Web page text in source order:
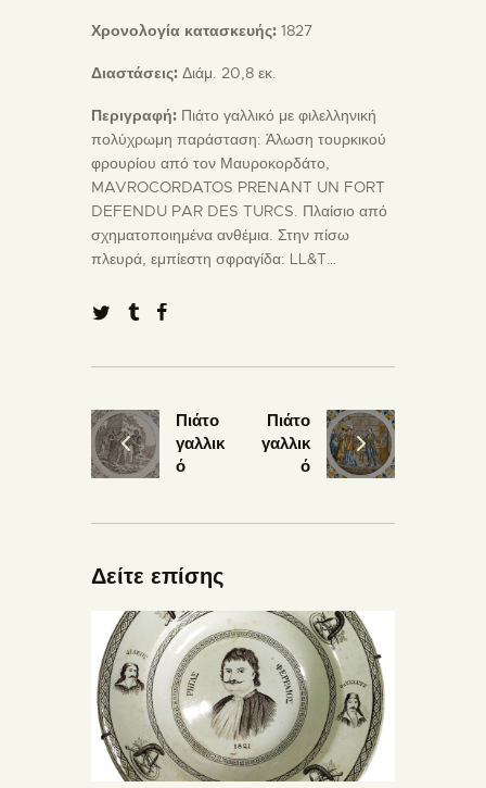
Χρονολογία κατασκευής: 1827
Διαστάσεις: Διάμ. 20,8 εκ.
Περιγραφή: Πιάτο γαλλικό με φιλελληνική
πολύχρωμη παράσταση: Άλωση τουρκικού
φρουρίου από τον Μαυροκορδάτο,
MAVROCORDATOS PRENANT UN FORT
DEFENDU PAR DES TURCS. Πλαίσιο από
σχηματοποιημένα ανθέμια. Στην πίσω
πλευρά, εμπίεστη σφραγίδα: LL&T…
Πιάτο
γαλλικ
ό
Πιάτο
γαλλικ
ό
Δείτε επίσης